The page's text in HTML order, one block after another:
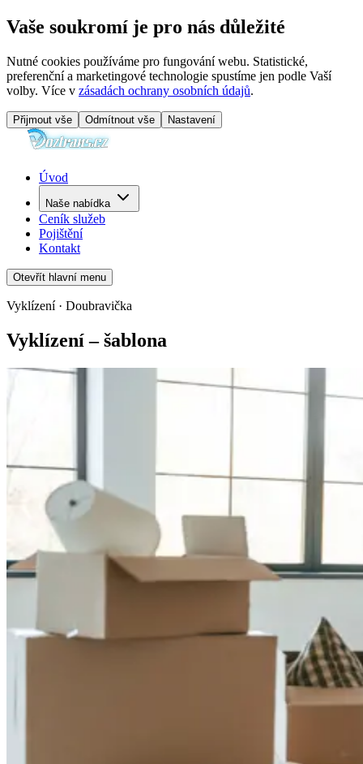
Vaše soukromí je pro nás důležité
Nutné cookies používáme pro fungování webu. Statistické,
preferenční a marketingové technologie spustíme jen podle Vaší
volby. Více v zásadách ochrany osobních údajů.
Přijmout vše Odmítnout vše Nastavení
Úvod
Naše nabídka
Ceník služeb
Pojištění
Kontakt
Otevřít hlavní menu
Vyklízení · Doubravička
Vyklízení – šablona